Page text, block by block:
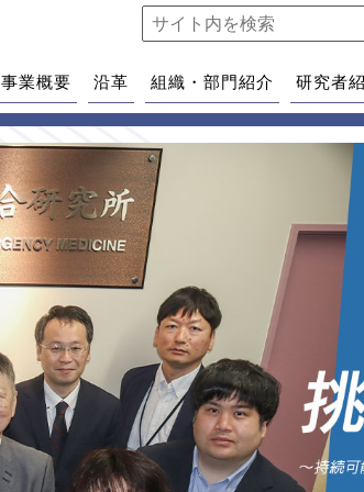
事業概要 沿革 組織・部門紹介 研究者